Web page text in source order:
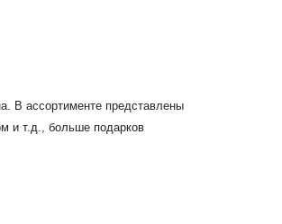
В ассортименте представлены
и т.д., больше подарков